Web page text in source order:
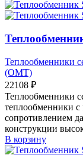
Теплообменники
(OMT)
22108 ₽
Теплообменники
теплообменники
сопротивлением
конструкции
В корзину